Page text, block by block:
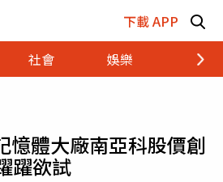
下載 APP
社會 娛樂 財經
憶體大廠南亞科股價創
躍欲試